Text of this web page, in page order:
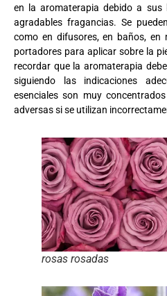
en la aromaterapia debido a sus
agradables fragancias. Se
como en difusores, en baños, en
portadores para aplicar sobre la
recordar que la aromaterapia
siguiendo las indicaciones
esenciales son muy
adversas si se utilizan
rosas rosadas